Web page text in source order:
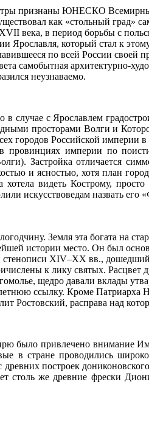
признаны ЮНЕСКО
как «стольный град»
века, в период борьбы с
Ярославля, который стал к
по всей России
самобытная архитектурно-
неузнаваемо.
с Ярославлем
просторами Волги и
городов Российской империи
провинциях империи по
Застройка отличается
и ясностью, хотя план
видеть Кострому,
искусствоведам назвать его
Земля эта богата на
истории место. Он был
XIV–XX вв.,
к лику святых.
щедро давали вклады
ссылку. Кроме
Ростовский, расправа над
было привлечено внимание
в стране проводились
построек
столь же древние фрески